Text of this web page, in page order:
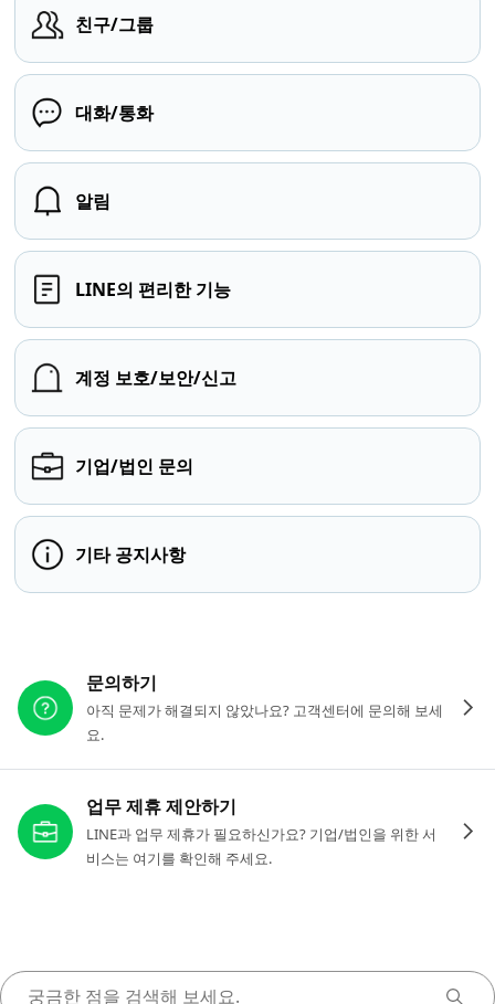
친구/그룹
대화/통화
알림
LINE의 편리한 기능
계정 보호/보안/신고
기업/법인 문의
기타 공지사항
문의하기
아직 문제가 해결되지 않았나요? 고객센터에 문의해 보세
요.
업무 제휴 제안하기
LINE과 업무 제휴가 필요하신가요? 기업/법인을 위한 서
비스는 여기를 확인해 주세요.